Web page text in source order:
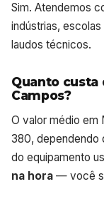
Sim. Atendemos
indústrias,
laudos técnicos.
Quanto custa
Campos?
O valor médio em
380, dependendo
do equipamento
na hora — você